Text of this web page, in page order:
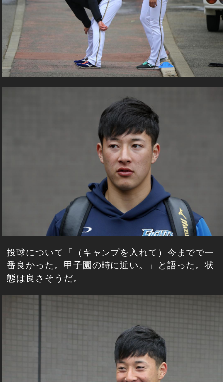
投球について「（キャンプを入れて）今までで一
番良かった。甲子園の時に近い。」と語った。状
態は良さそうだ。